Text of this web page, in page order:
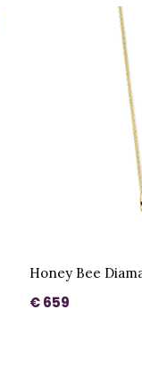
Honey Bee
€ 659